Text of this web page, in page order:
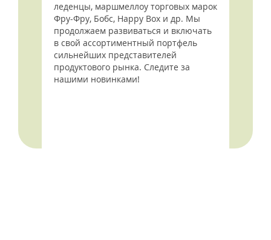
леденцы, маршмеллоу торговых марок
Фру-Фру, Бобс, Happy Box и др. Мы
продолжаем развиваться и включать
в свой ассортиментный портфель
сильнейших представителей
продуктового рынка. Следите за
нашими новинками!